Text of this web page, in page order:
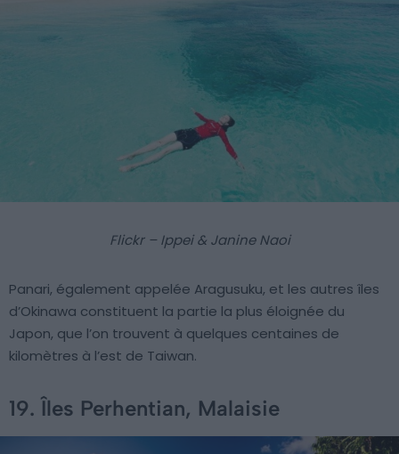
Flickr – Ippei & Janine Naoi
Panari, également appelée Aragusuku, et les autres îles
d’Okinawa constituent la partie la plus éloignée du
Japon, que l’on trouvent à quelques centaines de
kilomètres à l’est de Taiwan.
19. Îles Perhentian, Malaisie